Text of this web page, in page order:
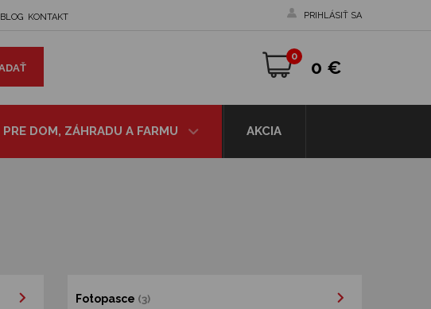
BLOG KONTAKT PRIHLÁSIŤ SA
0 €
0
PRE DOM, ZÁHRADU A FARMU AKCIA
Fotopasce (3)